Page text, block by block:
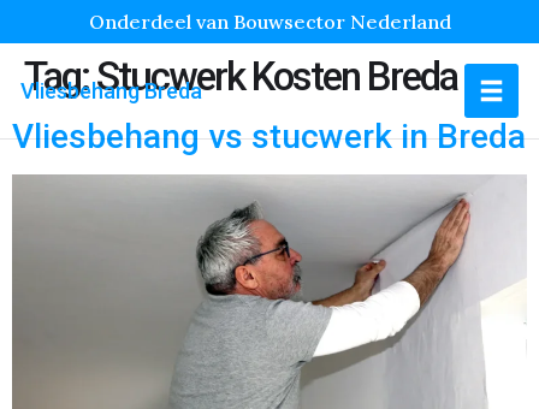
Onderdeel van Bouwsector Nederland
Vliesbehang Breda
Tag:Stucwerk Kosten Breda
Vliesbehang vs stucwerk in Breda